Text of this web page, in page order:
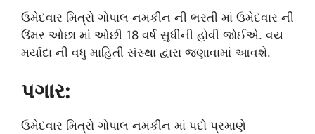
ઉમેદવાર મિત્રો ગોપાલ નમકીન ની ભરતી માં ઉમેદવાર ની
ઉંમર ઓછા માં ઓછી 18 વર્ષ સુધીની હોવી જોઈએ. વય
મર્યાદા ની વધુ માહિતી સંસ્થા દ્વારા જણાવામાં આવશે.
પગાર:
ઉમેદવાર મિત્રો ગોપાલ નમકીન માં પદો પ્રમાણે